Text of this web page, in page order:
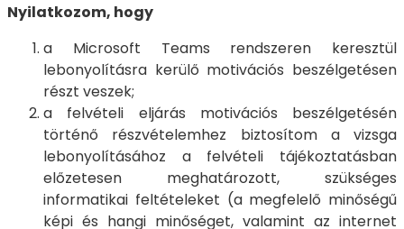
Nyilatkozom, hogy
a Microsoft Teams rendszeren keresztül
lebonyolításra kerülő motivációs beszélgetésen
részt veszek;
a felvételi eljárás motivációs beszélgetésén
történő részvételemhez biztosítom a vizsga
lebonyolításához a felvételi tájékoztatásban
előzetesen meghatározott, szükséges
informatikai feltételeket (a megfelelő minőségű
képi és hangi minőséget, valamint az internet